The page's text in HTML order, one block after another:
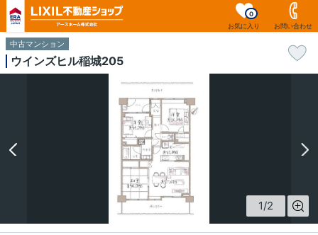
お気に入り
0
お問い合わせ
中古マンション
ウインズヒル稲城205
1/2